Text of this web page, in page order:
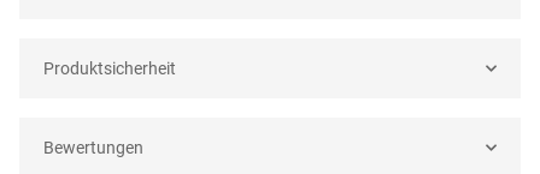
Produktsicherheit
Bewertungen